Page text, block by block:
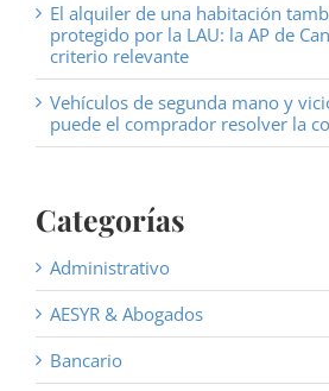
El alquiler de una habitación
protegido por la LAU: la AP de
criterio relevante
Vehículos de segunda mano y
puede el comprador resolver la
Categorías
Administrativo
AESYR & Abogados
Bancario